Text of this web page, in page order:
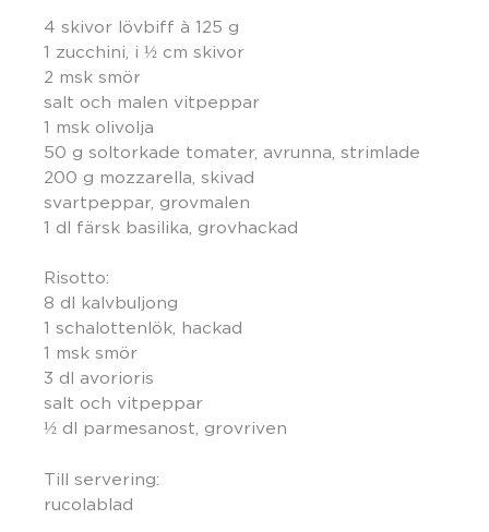
4 skivor lövbiff à 125 g
1 zucchini, i ½ cm skivor
2 msk smör
salt och malen vitpeppar
1 msk olivolja
50 g soltorkade tomater, avrunna, strimlade
200 g mozzarella, skivad
svartpeppar, grovmalen
1 dl färsk basilika, grovhackad
Risotto:
8 dl kalvbuljong
1 schalottenlök, hackad
1 msk smör
3 dl avorioris
salt och vitpeppar
½ dl parmesanost, grovriven
Till servering:
rucolablad